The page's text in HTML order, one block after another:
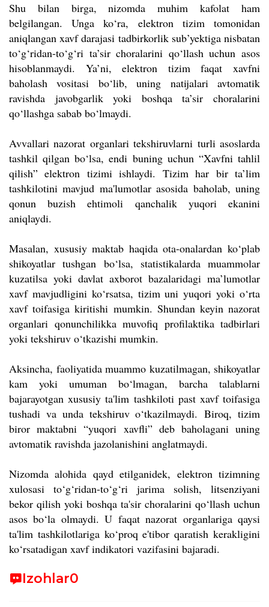
Shu bilan birga, nizomda muhim kafolat ham
belgilangan. Unga ko‘ra, elektron tizim tomonidan
aniqlangan xavf darajasi tadbirkorlik sub’yektiga nisbatan
to‘g‘ridan-to‘g‘ri ta’sir choralarini qo‘llash uchun asos
hisoblanmaydi. Ya’ni, elektron tizim faqat xavfni
baholash vositasi bo‘lib, uning natijalari avtomatik
ravishda javobgarlik yoki boshqa ta’sir choralarini
qo‘llashga sabab bo‘lmaydi.
Avvallari nazorat organlari tekshiruvlarni turli asoslarda
tashkil qilgan bo‘lsa, endi buning uchun “Xavfni tahlil
qilish” elektron tizimi ishlaydi. Tizim har bir ta’lim
tashkilotini mavjud ma'lumotlar asosida baholab, uning
qonun buzish ehtimoli qanchalik yuqori ekanini
aniqlaydi.
Masalan, xususiy maktab haqida ota-onalardan ko‘plab
shikoyatlar tushgan bo‘lsa, statistikalarda muammolar
kuzatilsa yoki davlat axborot bazalaridagi ma’lumotlar
xavf mavjudligini ko‘rsatsa, tizim uni yuqori yoki o‘rta
xavf toifasiga kiritishi mumkin. Shundan keyin nazorat
organlari qonunchilikka muvofiq profilaktika tadbirlari
yoki tekshiruv o‘tkazishi mumkin.
Aksincha, faoliyatida muammo kuzatilmagan, shikoyatlar
kam yoki umuman bo‘lmagan, barcha talablarni
bajarayotgan xususiy ta'lim tashkiloti past xavf toifasiga
tushadi va unda tekshiruv o‘tkazilmaydi.Biroq, tizim
biror maktabni “yuqori xavfli” deb baholagani uning
avtomatik ravishda jazolanishini anglatmaydi.
Nizomda alohida qayd etilganidek, elektron tizimning
xulosasi to‘g‘ridan-to‘g‘ri jarima solish, litsenziyani
bekor qilish yoki boshqa ta'sir choralarini qo‘llash uchun
asos bo‘la olmaydi. U faqat nazorat organlariga qaysi
ta'lim tashkilotlariga ko‘proq e'tibor qaratish kerakligini
ko‘rsatadigan xavf indikatori vazifasini bajaradi.
Izohlar0